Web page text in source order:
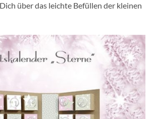
über das leichte Befüllen der kleinen